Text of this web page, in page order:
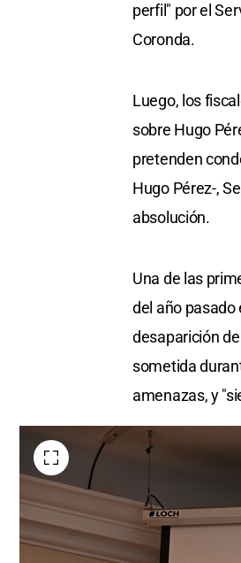
perfil" por el
Coronda.
Luego, los
sobre Hugo
pretenden
Hugo Pérez-,
absolución.
Una de las
del año pasado
desaparición
sometida
amenazas, y